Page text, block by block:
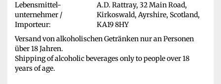
Lebensmittel-
unternehmer /
Importeur:
A.D. Rattray, 32 Main Road,
Kirkoswald, Ayrshire, Scotland,
KA19 8HY
Versand von alkoholischen Getränken nur an Personen
über 18 Jahren.
Shipping of alcoholic beverages only to people over 18
years of age.